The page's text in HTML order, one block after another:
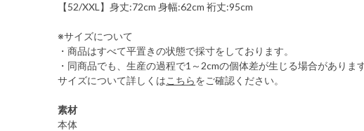
【52/XXL】身丈:72cm 身幅:62cm 裄丈:95cm
※サイズについて
・商品はすべて平置きの状態で採寸をしております。
・同商品でも、生産の過程で1～2cmの個体差が生じる場合があります
サイズについて詳しくはこちらをご確認ください。
素材
本体